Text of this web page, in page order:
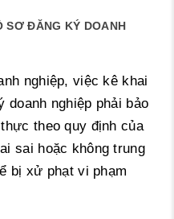
SƠ ĐĂNG KÝ DOANH
nghiệp, việc kê khai
doanh nghiệp phải bảo
theo quy định của
sai hoặc không trung
bị xử phạt vi phạm